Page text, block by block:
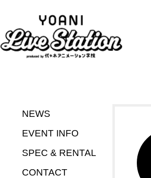
NEWS
EVENT INFO
SPEC & RENTAL
CONTACT